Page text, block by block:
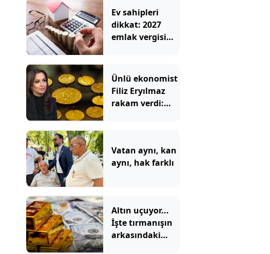
Ev sahipleri
dikkat: 2027
emlak vergisi
başladı!
Ünlü ekonomist
Filiz Eryılmaz
rakam verdi:
Vatan aynı, kan
aynı, hak farklı
Altın uçuyor...
İşte tırmanışın
arkasındaki